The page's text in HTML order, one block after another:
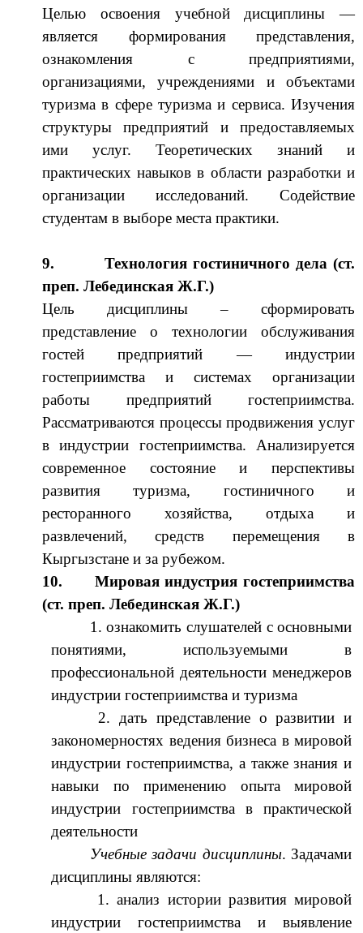
Целью освоения учебной дисциплины —
является формирования представления,
ознакомления с предприятиями,
организациями, учреждениями и объектами
туризма в сфере туризма и сервиса. Изучения
структуры предприятий и предоставляемых
ими услуг. Теоретических знаний и
практических навыков в области разработки и
организации исследований. Содействие
студентам в выборе места практики.
9.
Технология гостиничного дела (ст.
преп. Лебединская Ж.Г.)
Цель дисциплины – сформировать
представление о технологии обслуживания
гостей предприятий — индустрии
гостеприимства и системах организации
работы предприятий гостеприимства.
Рассматриваются процессы продвижения услуг
в индустрии гостеприимства. Анализируется
современное состояние и перспективы
развития туризма, гостиничного и
ресторанного хозяйства, отдыха и
развлечений, средств перемещения в
Кыргызстане и за рубежом.
10.
Мировая индустрия гостеприимства
(ст. преп. Лебединская Ж.Г.)
1. ознакомить слушателей с основными
понятиями, используемыми в
профессиональной деятельности менеджеров
индустрии гостеприимства и туризма
2. дать представление о развитии и
закономерностях ведения бизнеса в мировой
индустрии гостеприимства, а также знания и
навыки по применению опыта мировой
индустрии гостеприимства в практической
деятельности
Учебные задачи дисциплины. Задачами
дисциплины являются:
1. анализ истории развития мировой
индустрии гостеприимства и выявление